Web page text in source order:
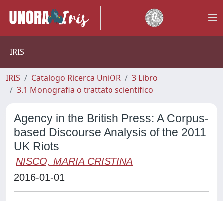
IRIS
IRIS Catalogo Ricerca UniOR
3 Libro
3.1 Monografia o trattato scientifico
Agency in the British Press: A Corpus-
based Discourse Analysis of the 2011
UK Riots
NISCO, MARIA CRISTINA
2016-01-01